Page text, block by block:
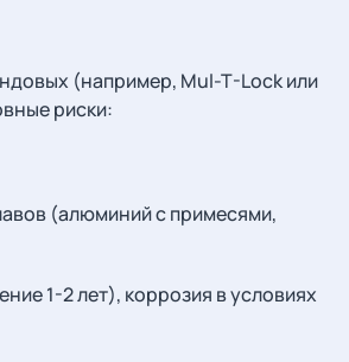
(например, Mul-T-Lock или
риски:
(алюминий с примесями,
1-2 лет), коррозия в условиях